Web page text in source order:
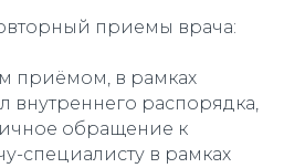
приемы врача:
приёмом, в рамках
внутреннего распорядка,
обращение к
специалисту в рамках